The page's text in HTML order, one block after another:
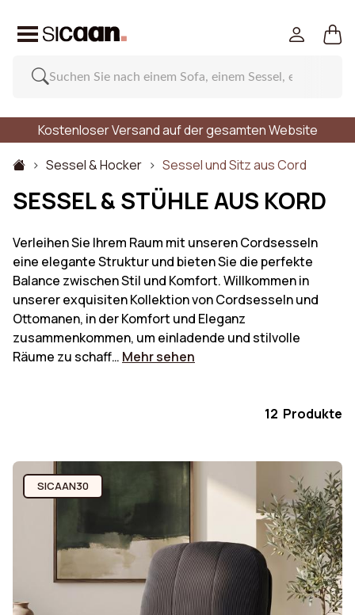
Kostenloser Versand auf der gesamten Website
Sessel & Hocker
Sessel und Sitz aus Cord
SESSEL & STÜHLE AUS KORD
Verleihen Sie Ihrem Raum mit unseren Cordsesseln
eine elegante Struktur und bieten Sie die perfekte
Balance zwischen Stil und Komfort. Willkommen in
unserer exquisiten Kollektion von Cordsesseln und
Ottomanen, in der Komfort und Eleganz
zusammenkommen, um einladende und stilvolle
Räume zu schaff… Mehr sehen
12 Produkte
SICAAN30